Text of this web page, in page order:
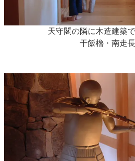
天守閣の隣に木造建築
干飯櫓・南走